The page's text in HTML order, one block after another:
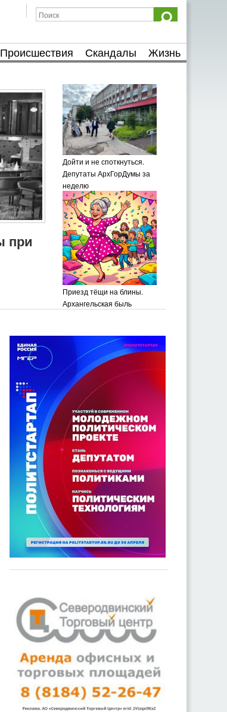
Происшествия Скандалы Жизнь
при
Дойти и не споткнуться.
Депутаты АрхГорДумы за
неделю
Приезд тёщи на блины.
Архангельская быль